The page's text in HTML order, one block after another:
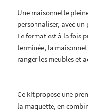
Une maisonnette
personnaliser, avec un
Le format est à la fois
terminée, la
ranger les meubles et
Ce kit propose une
la maquette, en